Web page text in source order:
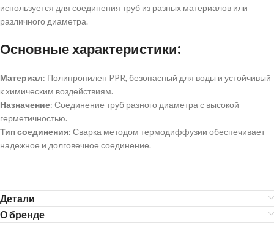
используется для соединения труб из разных материалов или
различного диаметра.
Основные характеристики:
Материал: Полипропилен PPR, безопасный для воды и устойчивый
к химическим воздействиям.
Назначение: Соединение труб разного диаметра с высокой
герметичностью.
Тип соединения: Сварка методом термодиффузии обеспечивает
надежное и долговечное соединение.
Детали
О бренде